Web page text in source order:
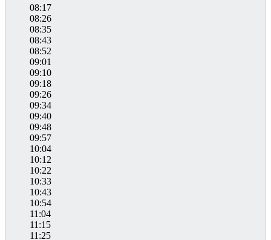
08:17
08:26
08:35
08:43
08:52
09:01
09:10
09:18
09:26
09:34
09:40
09:48
09:57
10:04
10:12
10:22
10:33
10:43
10:54
11:04
11:15
11:25